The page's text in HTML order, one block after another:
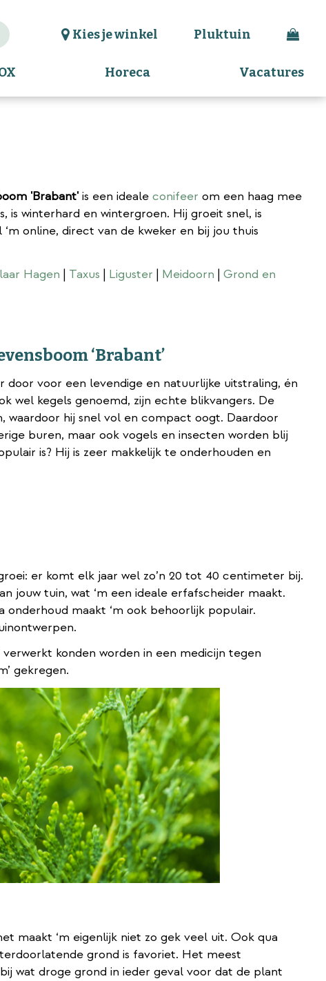
Kies je winkel Pluktuin
Horeca Vacatures
'Brabant'is een ideale conifeer om een haag mee
is winterhard en wintergroen. Hij groeit snel, is
online, direct van de kweker en bij jou thuis
Hagen | Taxus | Liguster | Meidoorn | Grond en
‘Brabant’
voor een levendige en natuurlijke uitstraling, én
wel kegels genoemd, zijn echte blikvangers. De
hij snel vol en compact oogt. Daardoor
buren, maar ook vogels en insecten worden blij
is? Hij is zeer makkelijk te onderhouden en
er komt elk jaar wel zo’n 20 tot 40 centimeter bij.
jouw tuin, wat ‘m een ideale erfafscheider maakt.
maakt ‘m ook behoorlijk populair.
konden worden in een medicijn tegen
gekregen.
maakt ‘m eigenlijk niet zo gek veel uit. Ook qua
grond is favoriet. Het meest
wat droge grond in ieder geval voor dat de plant